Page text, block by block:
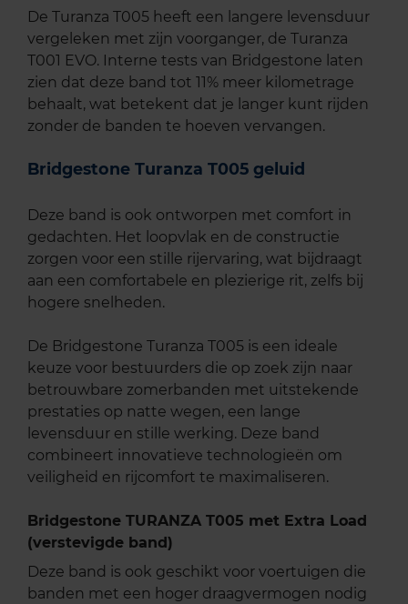
De Turanza T005 heeft een langere levensduur
vergeleken met zijn voorganger, de Turanza
T001 EVO. Interne tests van Bridgestone laten
zien dat deze band tot 11% meer kilometrage
behaalt, wat betekent dat je langer kunt rijden
zonder de banden te hoeven vervangen.
Bridgestone Turanza T005 geluid
Deze band is ook ontworpen met comfort in
gedachten. Het loopvlak en de constructie
zorgen voor een stille rijervaring, wat bijdraagt
aan een comfortabele en plezierige rit, zelfs bij
hogere snelheden.
De Bridgestone Turanza T005 is een ideale
keuze voor bestuurders die op zoek zijn naar
betrouwbare zomerbanden met uitstekende
prestaties op natte wegen, een lange
levensduur en stille werking. Deze band
combineert innovatieve technologieën om
veiligheid en rijcomfort te maximaliseren.
Bridgestone TURANZA T005 met Extra Load
(verstevigde band)
Deze band is ook geschikt voor voertuigen die
banden met een hoger draagvermogen nodig